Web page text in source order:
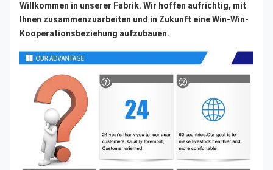
Willkommen in unserer Fabrik. Wir hoffen aufrichtig, mit
Ihnen zusammenzuarbeiten und in Zukunft eine Win-Win-
Kooperationsbeziehung aufzubauen.